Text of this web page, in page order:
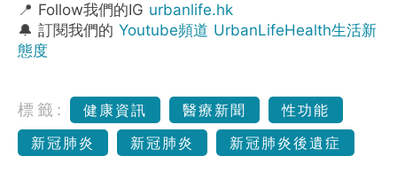
📍 Follow我們的IG urbanlife.hk
🔔 訂閱我們的 Youtube頻道 UrbanLifeHealth生活新
態度
標籤: 健康資訊 醫療新聞
性功能
新冠肺炎
新冠肺炎 新冠肺炎後遺症